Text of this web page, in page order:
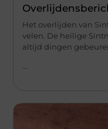
Het overlijden van
velen. De heilige
altijd dingen
...